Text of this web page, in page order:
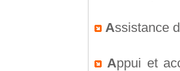
Assistance
Appui et